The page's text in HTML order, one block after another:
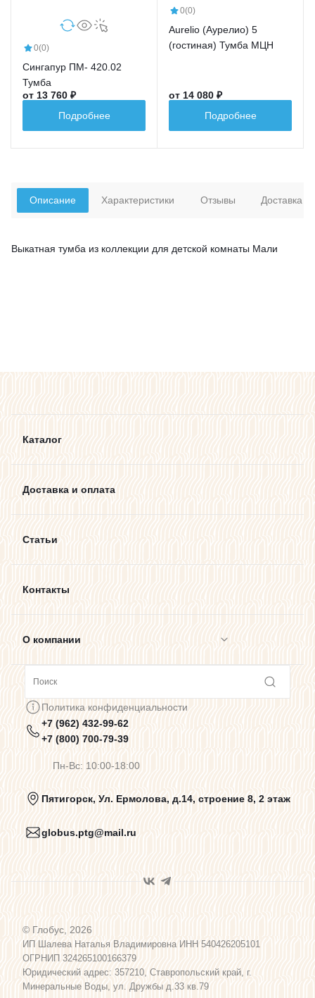
0(0)
Сингапур ПМ- 420.02
Тумба
от 13 760 ₽
Подробнее
0(0)
Aurelio (Аурелио) 5
(гостиная) Тумба МЦН
от 14 080 ₽
Подробнее
Описание
Выкатная тумба из коллекции для детской комнаты Мали
Характеристики Отзывы Доставка
Каталог
Доставка и оплата
Статьи
Контакты
О компании
Предупреждения о цветопередаче
Политика конфиденциальности
Пользовательское соглашение
Программа лояльности
Карта сайта
Политика конфиденциальности
+7 (962) 432-99-62
+7 (800) 700-79-39
Пн-Вс: 10:00-18:00
Пятигорск, Ул. Ермолова, д.14, строение 8, 2 этаж
globus.ptg@mail.ru
© Глобус, 2026
ИП Шалева Наталья Владимировна ИНН 540426205101
ОГРНИП 324265100166379
Юридический адрес: 357210, Ставропольский край, г.
Минеральные Воды, ул. Дружбы д.33 кв.79